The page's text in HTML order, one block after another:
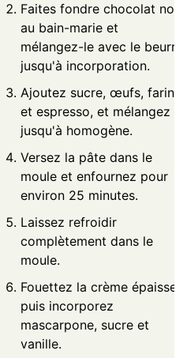
Faites fondre chocolat noir
au bain-marie et
mélangez-le avec le beurre
jusqu'à incorporation.
Ajoutez sucre, œufs, farine
et espresso, et mélangez
jusqu'à homogène.
Versez la pâte dans le
moule et enfournez pour
environ 25 minutes.
Laissez refroidir
complètement dans le
moule.
Fouettez la crème épaisse,
puis incorporez
mascarpone, sucre et
vanille.